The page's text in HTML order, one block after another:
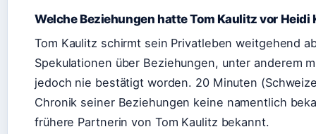
Welche Beziehungen hatte Tom Kaulitz vor Heidi
Tom Kaulitz schirmt sein Privatleben weitgehend
Spekulationen über Beziehungen, unter anderem
jedoch nie bestätigt worden. 20 Minuten
Chronik seiner Beziehungen keine namentlich
frühere Partnerin von Tom Kaulitz bekannt.